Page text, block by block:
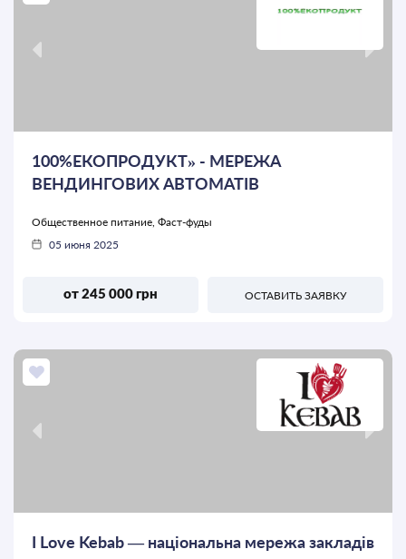
100%ЕКОПРОДУКТ» - МЕРЕЖА
ВЕНДИНГОВИХ АВТОМАТІВ
Общественное питание, Фаст-фуды
05 июня 2025
от 245 000 грн ОСТАВИТЬ ЗАЯВКУ
I Love Kebab — національна мережа закладів